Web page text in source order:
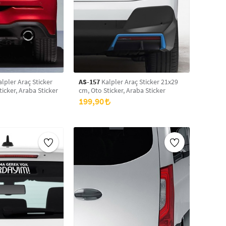
Araç Sticker
Araba Sticker
AS-157 Kalpler Araç Sticker 21x29
cm, Oto Sticker, Araba Sticker
199,90